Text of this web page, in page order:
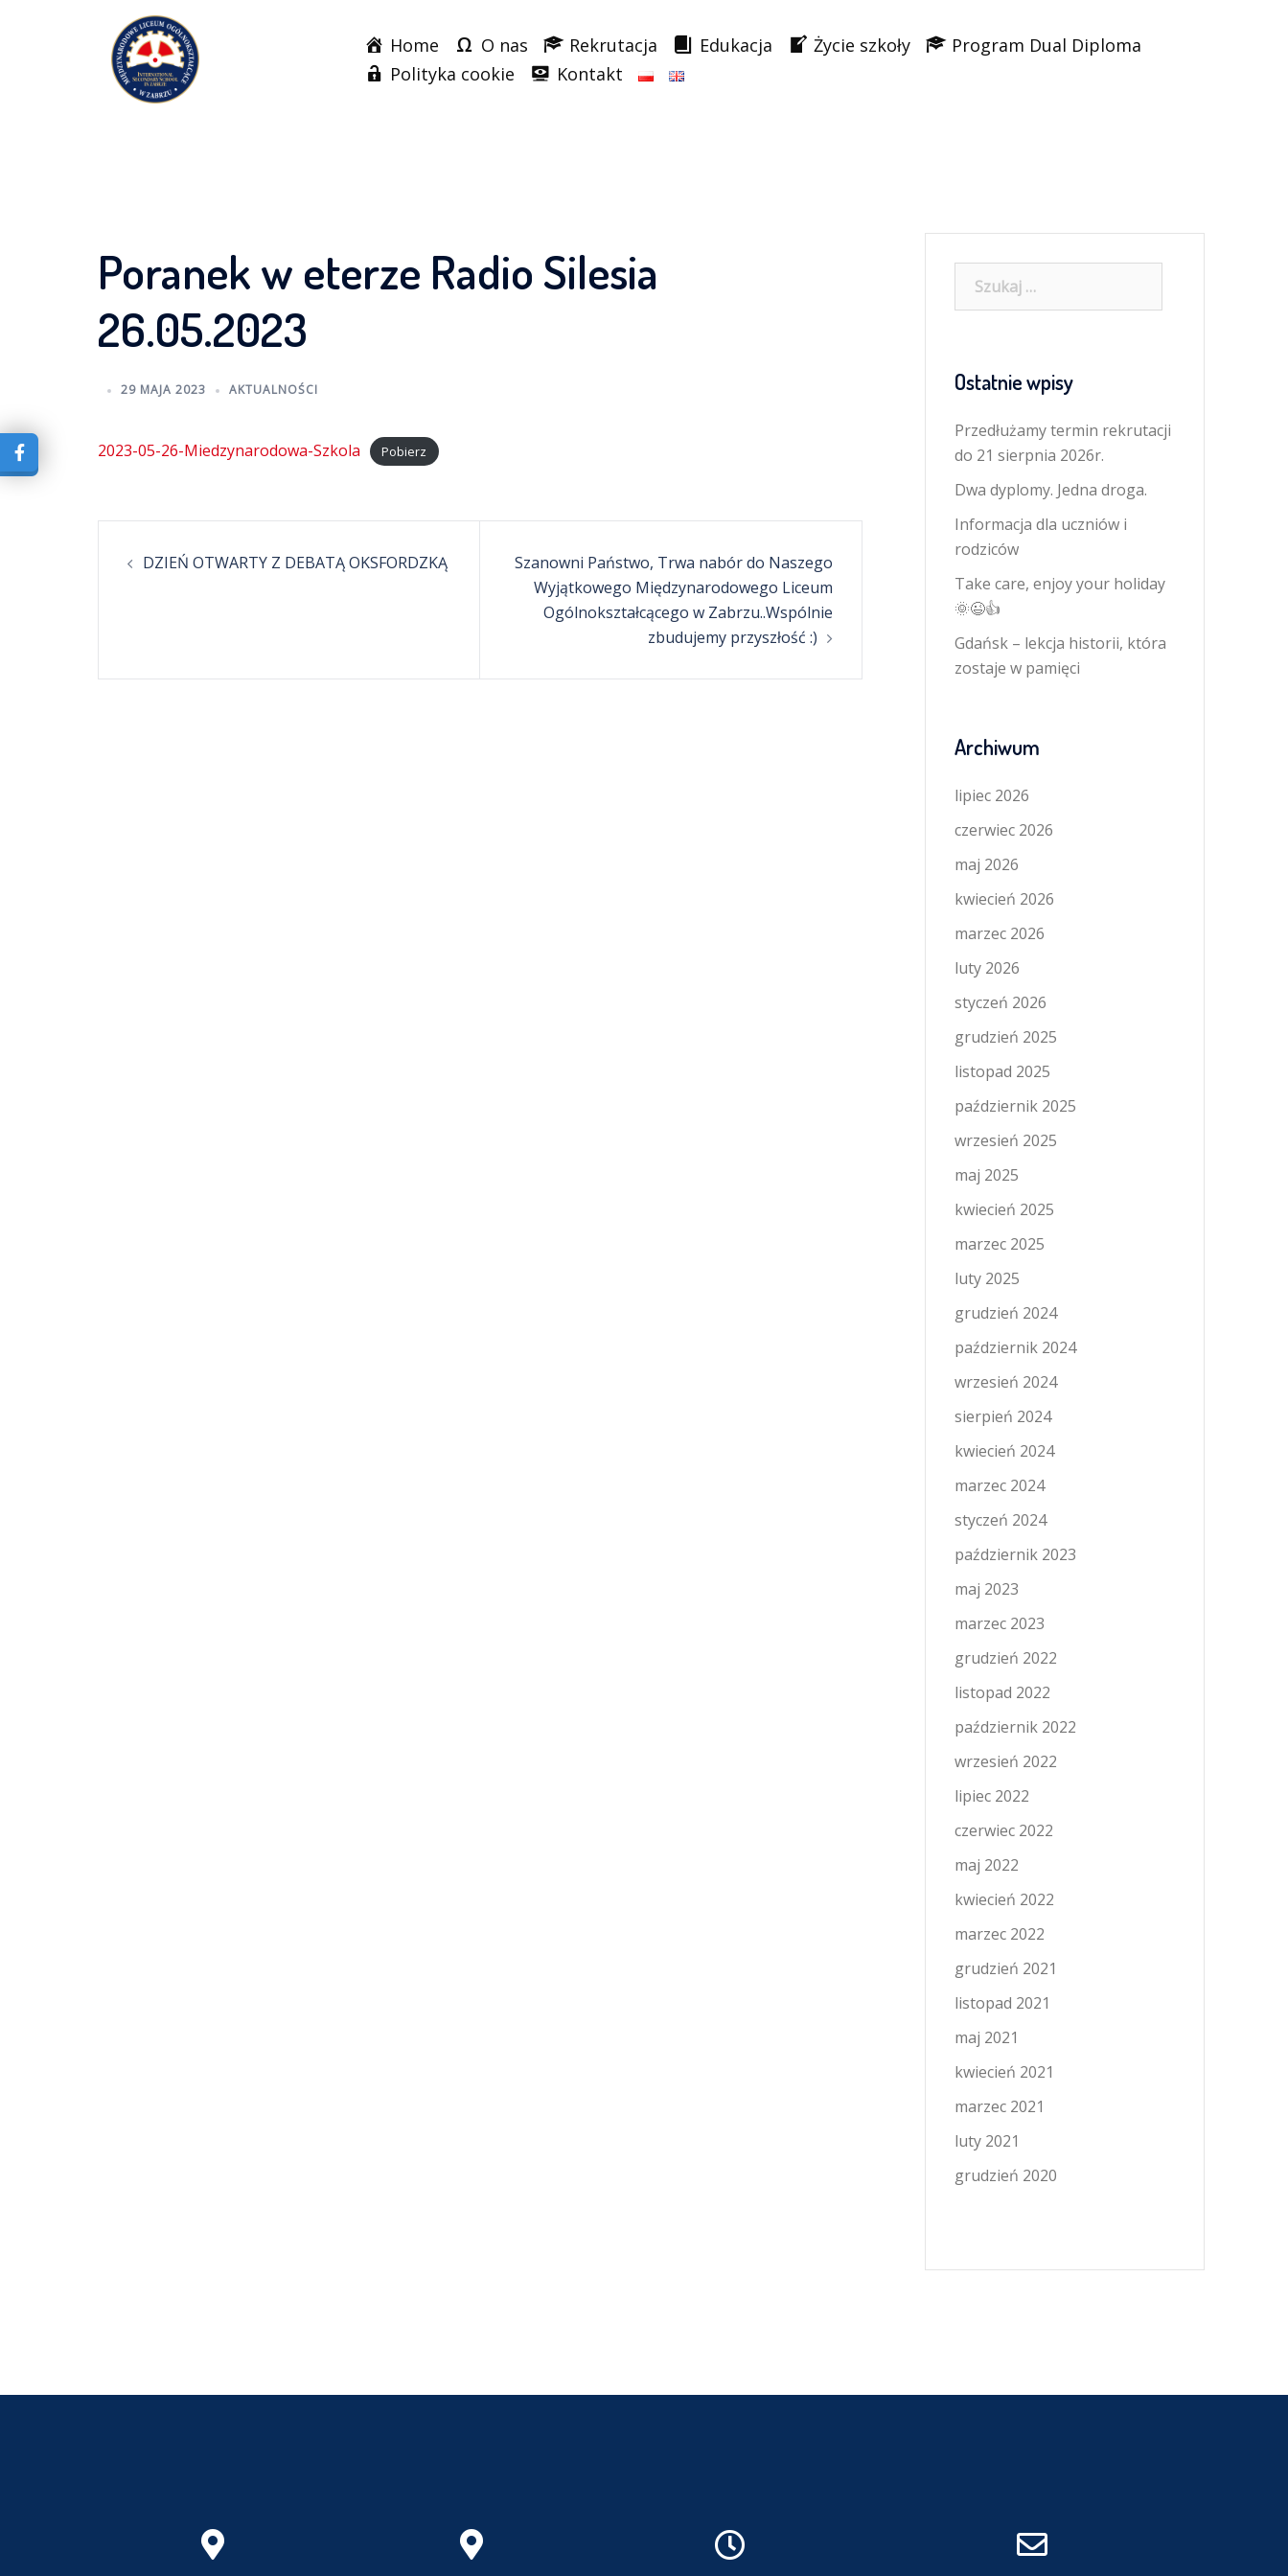
Home O nas Rekrutacja Edukacja Życie szkoły
Program Dual Diploma
Polityka cookie
Kontakt
Poranek w eterze Radio Silesia
26.05.2023
29 MAJA 2023 AKTUALNOŚCI
2023-05-26-Miedzynarodowa-Szkola Pobierz
PostDZIEŃ OTWARTY Z DEBATĄ OKSFORDZKĄ
Szanowni Państwo, Trwa nabór do Naszego
Wyjątkowego Międzynarodowego Liceum
Ogólnokształcącego w Zabrzu..Wspólnie
zbudujemy przyszłość :)
Ostatnie wpisy
Przedłużamy termin rekrutacji
do 21 sierpnia 2026r.
Dwa dyplomy. Jedna droga.
Informacja dla uczniów i
rodziców
Take care, enjoy your holiday
🌞😉👍
Gdańsk – lekcja historii, która
zostaje w pamięci
Archiwum
lipiec 2026
czerwiec 2026
maj 2026
kwiecień 2026
marzec 2026
luty 2026
styczeń 2026
grudzień 2025
listopad 2025
październik 2025
wrzesień 2025
maj 2025
kwiecień 2025
marzec 2025
luty 2025
grudzień 2024
październik 2024
wrzesień 2024
sierpień 2024
kwiecień 2024
marzec 2024
styczeń 2024
październik 2023
maj 2023
marzec 2023
grudzień 2022
listopad 2022
październik 2022
wrzesień 2022
lipiec 2022
czerwiec 2022
maj 2022
kwiecień 2022
marzec 2022
grudzień 2021
listopad 2021
maj 2021
kwiecień 2021
marzec 2021
luty 2021
grudzień 2020